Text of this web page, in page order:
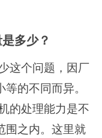
多少？
这个问题，因厂
的不同而异。
的处理能力是不
围之内。这里就